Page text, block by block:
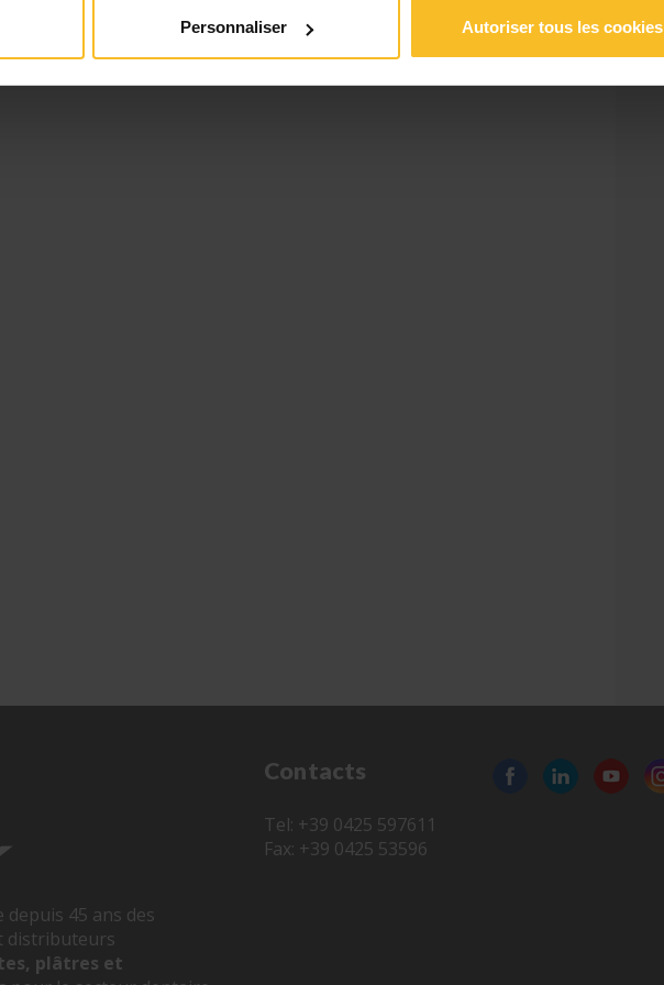
Personnaliser Autoriser tous les cookies
à Paris.
45 ans des
distributeurs
plâtres et
Contacts
Tel: +39 0425 597611
Fax: +39 0425 53596